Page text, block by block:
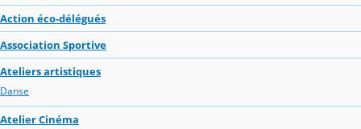
Action éco-délégués
Association Sportive
Ateliers artistiques
Danse
Atelier Cinéma